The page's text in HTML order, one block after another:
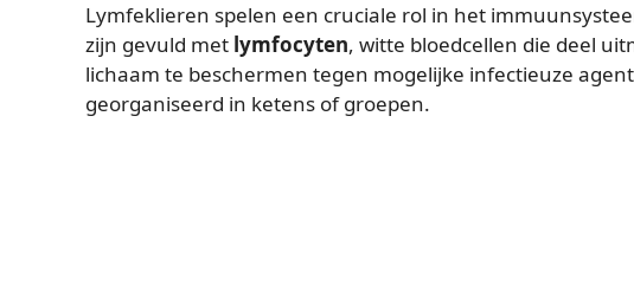
Lymfeklieren spelen een cruciale rol in het
zijn gevuld met lymfocyten, witte bloedcellen die deel
lichaam te beschermen tegen mogelijke infectieuze
georganiseerd in ketens of groepen.